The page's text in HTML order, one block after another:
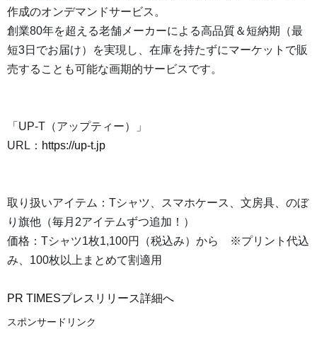
作成のオンデマンドサービス。
創業80年を超える老舗メーカーによる高品質＆短納期（最
短3日でお届け）を実現し、在庫を持たずにマーケットで販
売することも可能な画期的サービスです。
「UP-T（アップティー）」
URL： https://up-t.jp
取り扱いアイテム：Tシャツ、スマホケース、文房具、のぼ
り旗他（毎月2アイテムずつ追加！）
価格：Tシャツ1枚1,100円（税込み）から ※プリント代込
み、100枚以上まとめて割適用
PR TIMESプレスリリース詳細へ
スポンサードリンク